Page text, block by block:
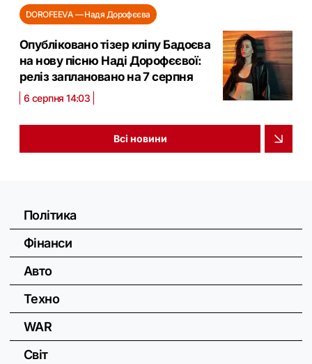
DOROFEEVA — Надя Дорофєєва
Опубліковано тізер кліпу Бадоєва
на нову пісню Наді Дорофєєвої:
реліз заплановано на 7 серпня
6 серпня 14:03
Всі новини
Політика
Фінанси
Авто
Техно
WAR
Світ